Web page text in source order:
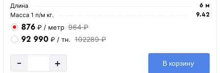
Длина 6 м
Масса 1 п/м кг. 9.42
876 ₽ / метр 964 ₽
92 990 ₽ / тн. 102289 ₽
- + В корзину